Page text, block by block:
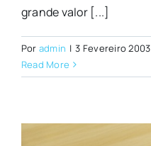
grande valor [...]
Por admin | 3 Fevereiro 2003
Read More